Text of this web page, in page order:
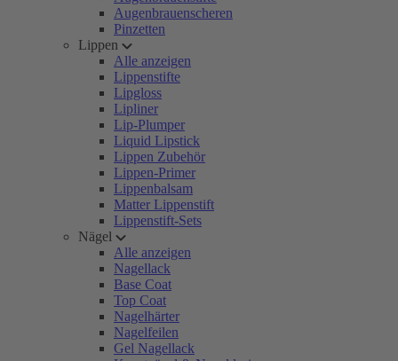
Augenbrauenscheren
Pinzetten
Lippen
Alle anzeigen
Lippenstifte
Lipgloss
Lipliner
Lip-Plumper
Liquid Lipstick
Lippen Zubehör
Lippen-Primer
Lippenbalsam
Matter Lippenstift
Lippenstift-Sets
Nägel
Alle anzeigen
Nagellack
Base Coat
Top Coat
Nagelhärter
Nagelfeilen
Gel Nagellack